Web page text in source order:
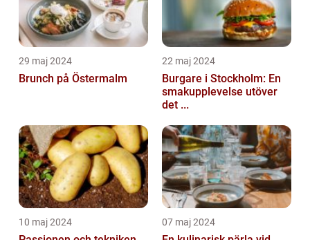
29 maj 2024
Brunch på Östermalm
22 maj 2024
Burgare i Stockholm: En
smakupplevelse utöver
det ...
10 maj 2024 07 maj 2024